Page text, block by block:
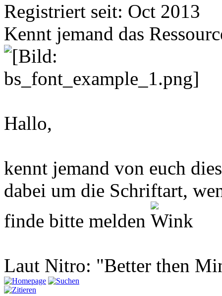
Registriert seit: Oct 2013
Kennt jemand das
Hallo,
kennt jemand von euch
dabei um die Schriftart,
finde bitte melden
Laut Nitro: "Better then